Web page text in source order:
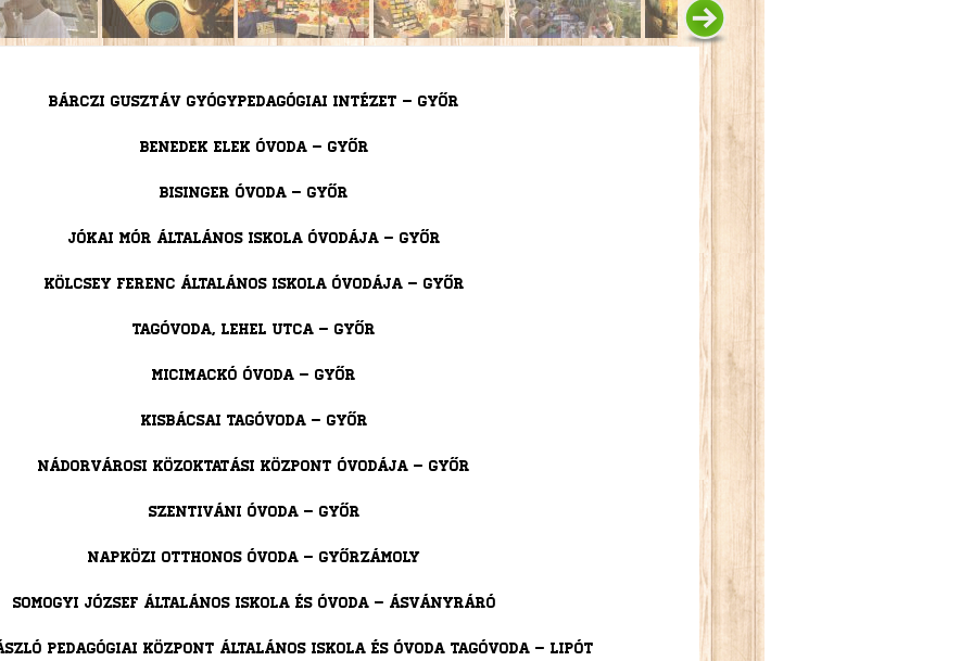
Bárczi Gusztáv Gyógypedagógiai Intézet – Győr
Benedek Elek Óvoda – Győr
Bisinger Óvoda – Győr
Jókai Mór Általános Iskola Óvodája – Győr
Kölcsey Ferenc Általános Iskola Óvodája – Győr
Tagóvoda, Lehel utca – Győr
Micimackó Óvoda – Győr
Kisbácsai tagóvoda – Győr
Nádorvárosi Közoktatási Központ Óvodája – Győr
Szentiváni óvoda – Győr
Napközi otthonos óvoda – Győrzámoly
Somogyi József Általános Iskola és Óvoda – Ásványráró
Pedagógiai Központ Általános Iskola és Óvoda Tagóvoda – Lipót